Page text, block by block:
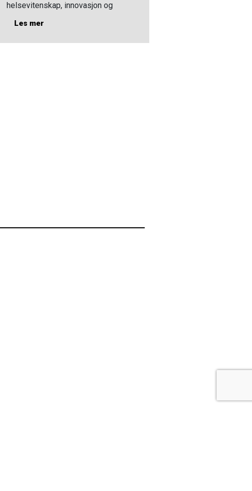
helsevitenskap, innovasjon og
utdanningstilbud i Oslo, Bergen og
Les mer